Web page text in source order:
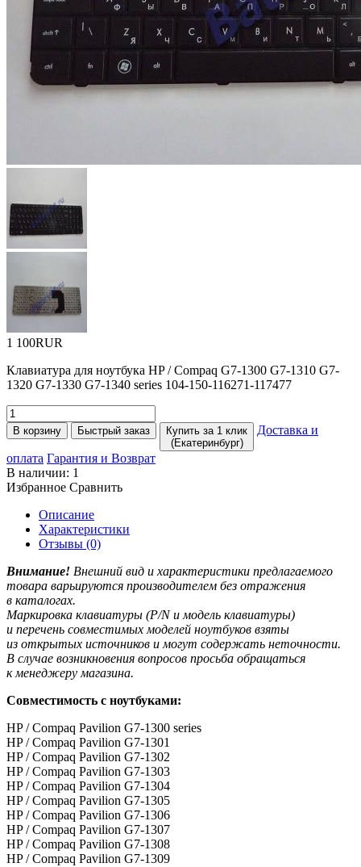
1 100RUR
Клавиатура для ноутбука HP / Compaq G7-1300 G7-1310 G7-
1320 G7-1330 G7-1340 series 104-150-116271-117477
В корзину Быстрый заказ
Купить за 1 клик
(Екатеринбург)
Доставка и
оплата Гарантия и Возврат
В наличии: 1
Избранное Сравнить
Описание
Характеристики
Отзывы (0)
Внимание! Внешний вид и характеристики предлагаемого
товара варьируются производителем без отражения
в каталогах.
Маркировка клавиатуры (P/N и модель клавиатуры)
и перечень совместимых моделей ноутбуков взяты
из открытых источников и могут содержать неточности.
В случае возникновения вопросов просьба обращаться
к менеджеру магазина.
Совместимость с ноутбуками:
HP / Compaq Pavilion G7-1300 series
HP / Compaq Pavilion G7-1301
HP / Compaq Pavilion G7-1302
HP / Compaq Pavilion G7-1303
HP / Compaq Pavilion G7-1304
HP / Compaq Pavilion G7-1305
HP / Compaq Pavilion G7-1306
HP / Compaq Pavilion G7-1307
HP / Compaq Pavilion G7-1308
HP / Compaq Pavilion G7-1309